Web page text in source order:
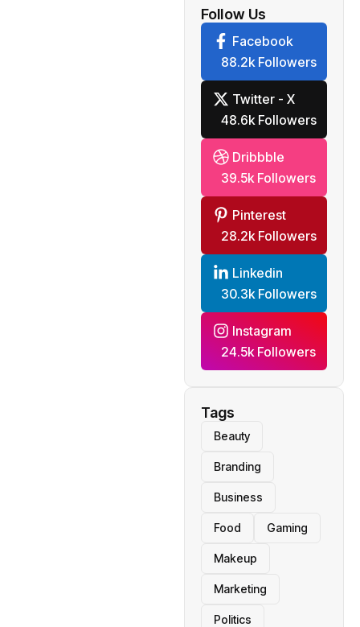
Follow Us
Facebook
88.2k Followers
Twitter - X
48.6k Followers
Dribbble
39.5k Followers
Pinterest
28.2k Followers
Linkedin
30.3k Followers
Instagram
24.5k Followers
Tags
Beauty
Branding
Business
Food Gaming
Makeup
Marketing
Politics